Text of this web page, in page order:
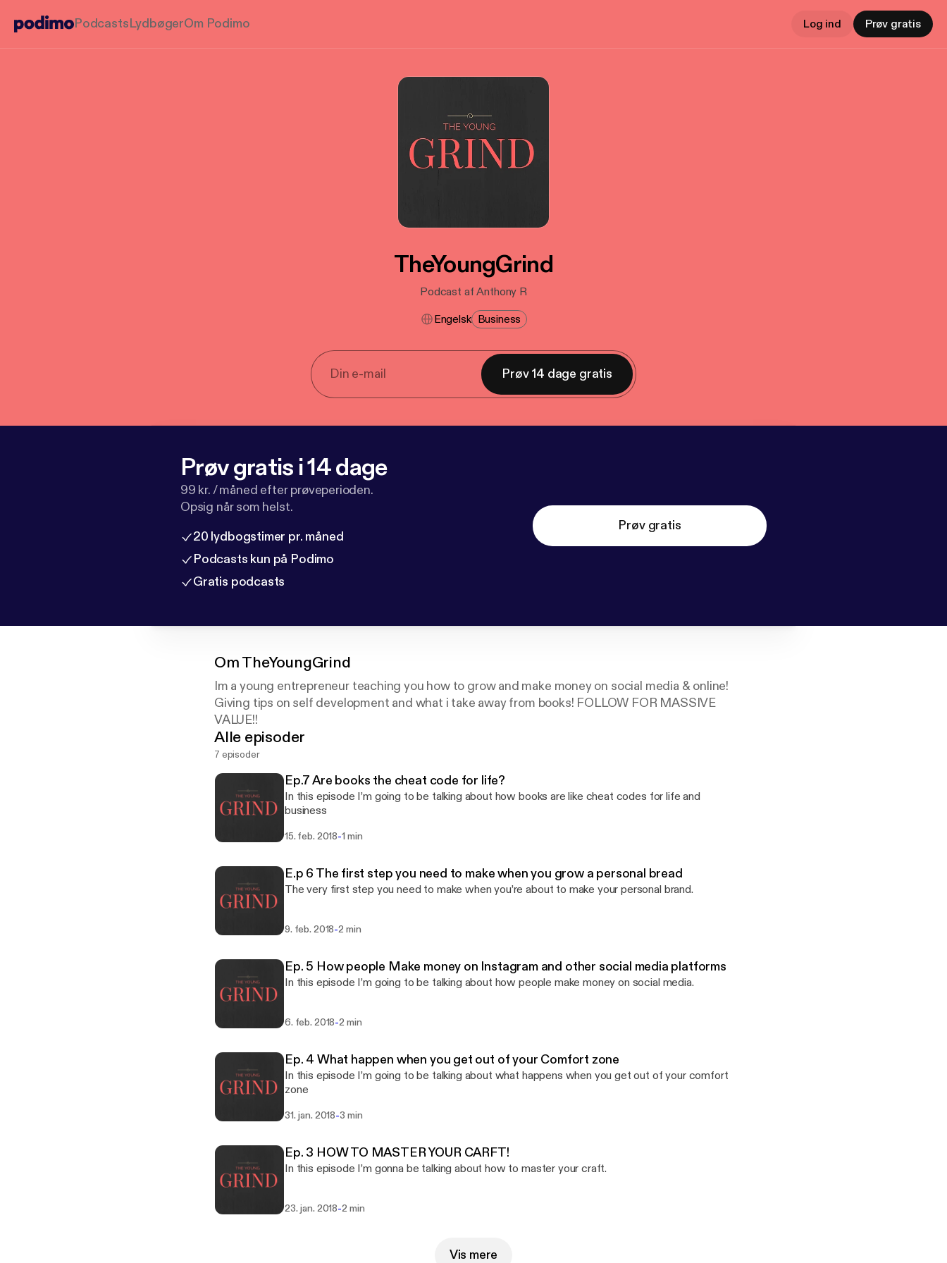
PodcastsLydbøgerOm Podimo Log ind Prøv gratis
TheYoungGrind
Podcast af Anthony R
Engelsk Business
Prøv 14 dage gratis
Prøv gratis i 14 dage
99 kr. / måned efter prøveperioden.
Opsig når som helst.
20 lydbogstimer pr. måned
Podcasts kun på Podimo
Gratis podcasts
Prøv gratis
OmTheYoungGrind
Im a young entrepreneur teaching you how to grow and make money on social media & online!
Giving tips on self development and what i take away from books! FOLLOW FOR MASSIVE
VALUE!!
Alle episoder
7 episoder
Ep.7 Are books the cheat code for life?
In this episode I’m going to be talking about how books are like cheat codes for life and
business
15. feb. 2018-1 min
E.p 6 The first step you need to make when you grow a personal bread
The very first step you need to make when you’re about to make your personal brand.
9. feb. 2018-2 min
Ep. 5 How people Make money on Instagram and other social media platforms
In this episode I’m going to be talking about how people make money on social media.
6. feb. 2018-2 min
Ep. 4 What happen when you get out of your Comfort zone
In this episode I’m going to be talking about what happens when you get out of your comfort
zone
31. jan. 2018-3 min
Ep. 3 HOW TO MASTER YOUR CARFT!
In this episode I’m gonna be talking about how to master your craft.
23. jan. 2018-2 min
Vis mere